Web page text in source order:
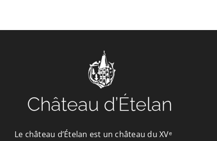
Le château d’Ételan est un château du XVᵉ